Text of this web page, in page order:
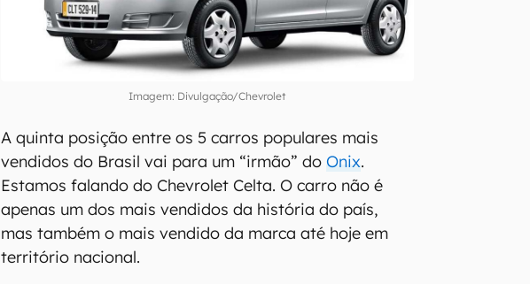
Imagem: Divulgação/Chevrolet
A quinta posição entre os 5 carros populares mais
vendidos do Brasil vai para um “irmão” doOnix.
Estamos falando do Chevrolet Celta. O carro não é
apenas um dos mais vendidos da história do país,
mas também o mais vendido da marca até hoje em
território nacional.